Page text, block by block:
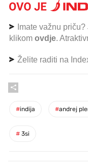
Imate važnu
klikom ovdje.
Želite raditi na
#indija #andrej
# 3si